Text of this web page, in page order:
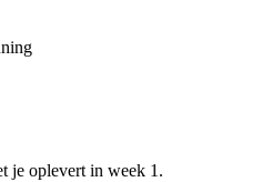
je oplevert in week 1.